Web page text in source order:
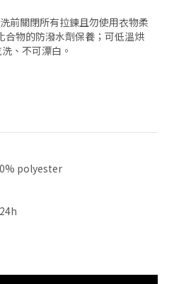
前關閉所有拉鍊且勿使用衣物柔
合物的防潑水劑保養；可低溫烘
、不可漂白。
polyester